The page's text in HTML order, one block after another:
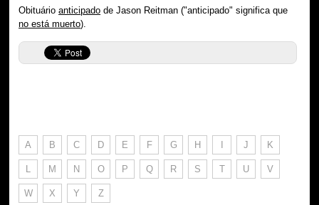
Obituárioanticipado de Jason Reitman ("anticipado" significa que
no está muerto).
A B C D E F G H I J K
L M N O P Q R S T U V
W X Y Z